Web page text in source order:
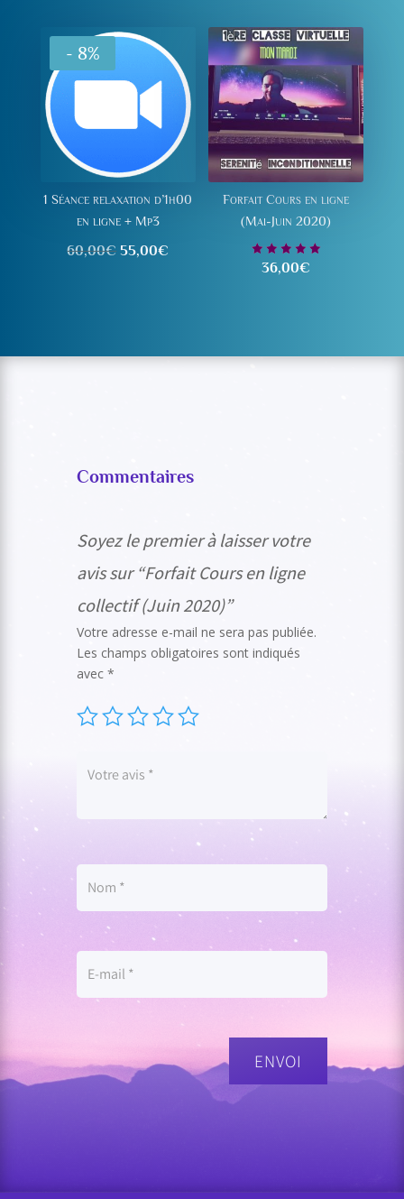
- 8%
1 Séance relaxation d’1h00
en ligne + Mp3
60,00€ Le
55,00€
Forfait Cours en ligne
(Mai-Juin 2020)
Note
5.00
36,00€
Commentaires
Soyez le premier à laisser votre
avis sur “Forfait Cours en ligne
collectif (Juin 2020)”
Votre adresse e-mail ne sera pas publiée.
Les champs obligatoires sont indiqués
avec *
ENVOI